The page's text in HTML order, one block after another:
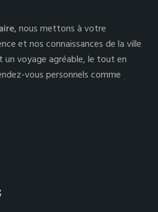
nous mettons à votre
et nos connaissances de la ville
voyage agréable, le tout en
vous personnels comme